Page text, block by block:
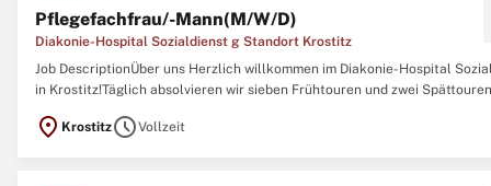
Pflegefachfrau/-Mann(M/W/D)
Diakonie-Hospital Sozialdienst g Standort Krostitz
Job DescriptionÜber uns Herzlich willkommen im Diakonie-Hospital
in Krostitz!Täglich absolvieren wir sieben Frühtouren und zwei
Betreuung zu bieten. Führerschein der Klasse B\ N Sie bringen eine ...
location_on KrostitzscheduleVollzeit